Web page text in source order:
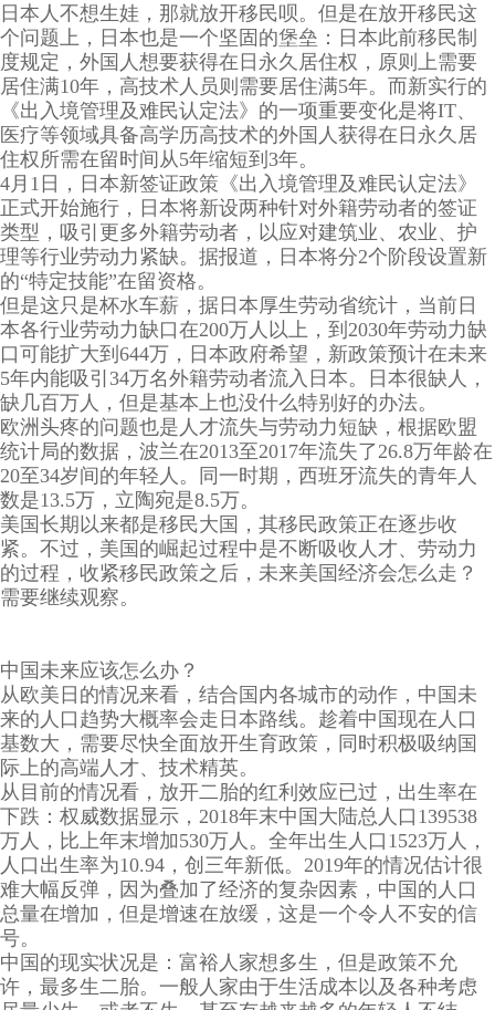
日本人不想生娃，那就放开移民呗。但是在放开移民这
个问题上，日本也是一个坚固的堡垒：日本此前移民制
度规定，外国人想要获得在日永久居住权，原则上需要
居住满10年，高技术人员则需要居住满5年。而新实行的
《出入境管理及难民认定法》的一项重要变化是将IT、
医疗等领域具备高学历高技术的外国人获得在日永久居
住权所需在留时间从5年缩短到3年。
4月1日，日本新签证政策《出入境管理及难民认定法》
正式开始施行，日本将新设两种针对外籍劳动者的签证
类型，吸引更多外籍劳动者，以应对建筑业、农业、护
理等行业劳动力紧缺。据报道，日本将分2个阶段设置新
的“特定技能”在留资格。
但是这只是杯水车薪，据日本厚生劳动省统计，当前日
本各行业劳动力缺口在200万人以上，到2030年劳动力缺
口可能扩大到644万，日本政府希望，新政策预计在未来
5年内能吸引34万名外籍劳动者流入日本。日本很缺人，
缺几百万人，但是基本上也没什么特别好的办法。
欧洲头疼的问题也是人才流失与劳动力短缺，根据欧盟
统计局的数据，波兰在2013至2017年流失了26.8万年龄在
20至34岁间的年轻人。同一时期，西班牙流失的青年人
数是13.5万，立陶宛是8.5万。
美国长期以来都是移民大国，其移民政策正在逐步收
紧。不过，美国的崛起过程中是不断吸收人才、劳动力
的过程，收紧移民政策之后，未来美国经济会怎么走？
需要继续观察。
中国未来应该怎么办？
从欧美日的情况来看，结合国内各城市的动作，中国未
来的人口趋势大概率会走日本路线。趁着中国现在人口
基数大，需要尽快全面放开生育政策，同时积极吸纳国
际上的高端人才、技术精英。
从目前的情况看，放开二胎的红利效应已过，出生率在
下跌：权威数据显示，2018年末中国大陆总人口139538
万人，比上年末增加530万人。全年出生人口1523万人，
人口出生率为10.94，创三年新低。2019年的情况估计很
难大幅反弹，因为叠加了经济的复杂因素，中国的人口
总量在增加，但是增速在放缓，这是一个令人不安的信
号。
中国的现实状况是：富裕人家想多生，但是政策不允
许，最多生二胎。一般人家由于生活成本以及各种考虑